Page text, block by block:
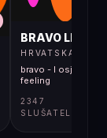
LIVE
BRAVO LIVE
HRVATSKA
bravo - I osjećaj i
feeling
2347
SLUŠATELJA